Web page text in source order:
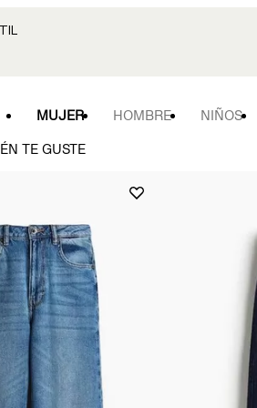
MUJER HOMBRE NIÑOS
TE GUSTE